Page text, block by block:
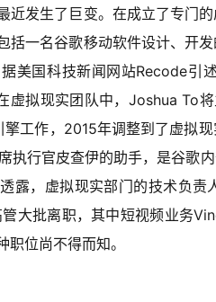
近发生了巨变。在成立了专门
括一名谷歌移动软件设计、开
美国科技新闻网站Recode引
虚拟现实团队中，Joshua To
工作，2015年调整到了虚拟
执行官皮查伊的助手，是谷歌
露，虚拟现实部门的技术负
大批离职，其中短视频业务
位尚不得而知。